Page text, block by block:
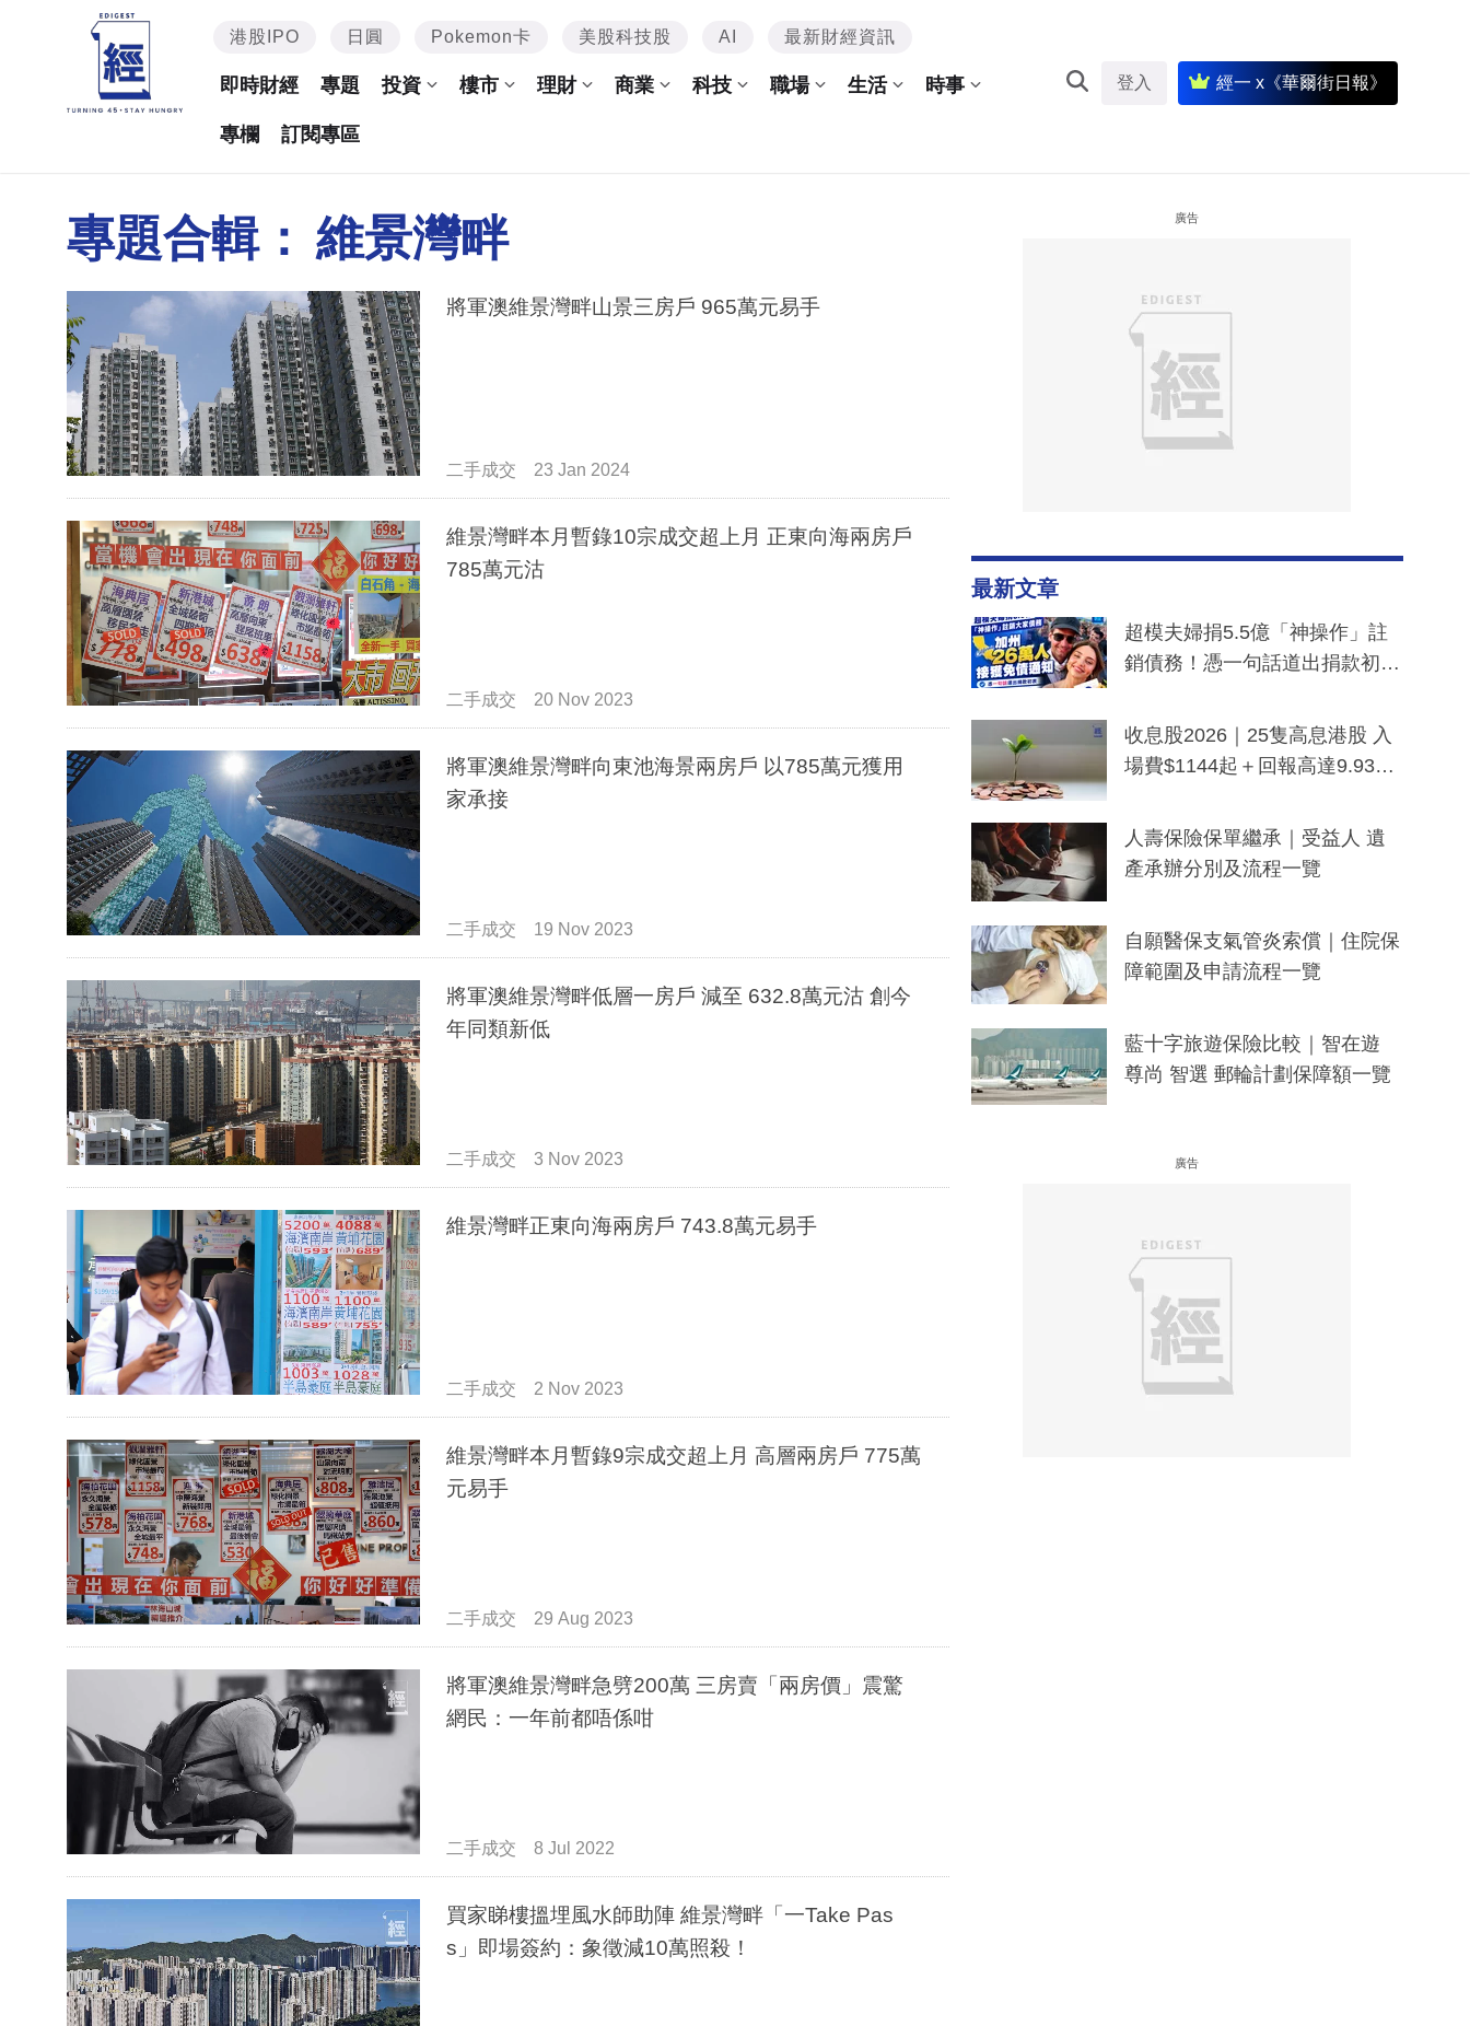
港股IPO 日圓 Pokemon卡 美股科技股 AI 最新財經資訊
即時財經 專題 投資 樓市 理財 商業 科技 職場 生活 時事
專欄 訂閱專區
登入 經一 x《華爾街日報》
專題合輯： 維景灣畔
將軍澳維景灣畔山景三房戶 965萬元易手
二手成交 23 Jan 2024
維景灣畔本月暫錄10宗成交超上月 正東向海兩房戶
785萬元沽
二手成交 20 Nov 2023
將軍澳維景灣畔向東池海景兩房戶 以785萬元獲用
家承接
二手成交 19 Nov 2023
將軍澳維景灣畔低層一房戶 減至 632.8萬元沽 創今
年同類新低
二手成交 3 Nov 2023
維景灣畔正東向海兩房戶 743.8萬元易手
二手成交 2 Nov 2023
維景灣畔本月暫錄9宗成交超上月 高層兩房戶 775萬
元易手
二手成交 29 Aug 2023
將軍澳維景灣畔急劈200萬 三房賣「兩房價」震驚
網民：一年前都唔係咁
二手成交 8 Jul 2022
買家睇樓搵埋風水師助陣 維景灣畔「一Take Pas
s」即場簽約：象徵減10萬照殺！
廣告
最新文章
超模夫婦捐5.5億「神操作」註
銷債務！憑一句話道出捐款初
一度被誤當詐騙手段
收息股2026｜25隻高息港股 入
場費$1144起＋回報高達9.93
人壽保險保單繼承｜受益人 遺
產承辦分別及流程一覽
自願醫保支氣管炎索償｜住院保
障範圍及申請流程一覽
藍十字旅遊保險比較｜智在遊
尊尚 智選 郵輪計劃保障額一覽
廣告